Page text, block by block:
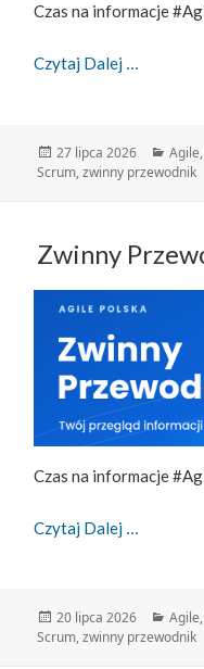
Czas na informacje
Czytaj Dalej
Data
publikacji
27 lipca 2026 Agile,
Scrum,zwinny przewodnik
Zwinny
Czas na informacje
Czytaj Dalej
Data
publikacji
20 lipca 2026 Agile,
Scrum,zwinny przewodnik